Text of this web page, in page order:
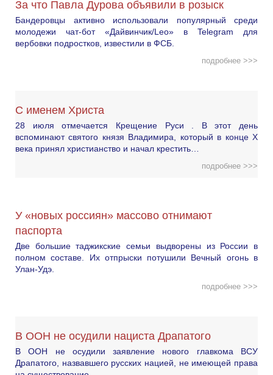
За что Павла Дурова объявили в розыск
Бандеровцы активно использовали популярный среди
молодежи чат-бот «Дайвинчик/Leo» в Telegram для
вербовки подростков, известили в ФСБ.
подробнее >>>
С именем Христа
28 июля отмечается Крещение Руси . В этот день
вспоминают святого князя Владимира, который в конце X
века принял христианство и начал крестить…
подробнее >>>
У «новых россиян» массово отнимают
паспорта
Две большие таджикские семьи выдворены из России в
полном составе. Их отпрыски потушили Вечный огонь в
Улан-Удэ.
подробнее >>>
В ООН не осудили нациста Драпатого
В ООН не осудили заявление нового главкома ВСУ
Драпатого, назвавшего русских нацией, не имеющей права